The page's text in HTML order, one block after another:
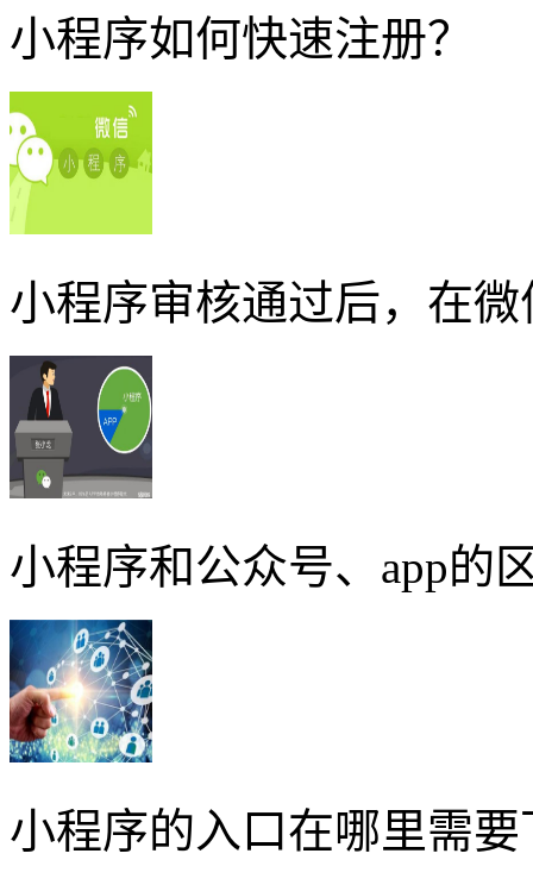
小程序如何快速注册？
小程序审核通过后，在
小程序和公众号、app的
小程序的入口在哪里需要